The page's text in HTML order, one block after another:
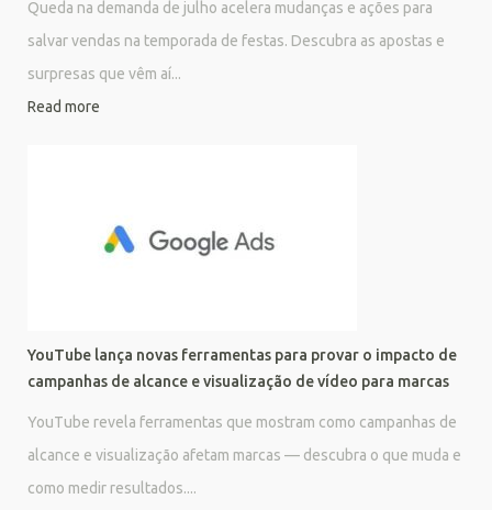
Queda na demanda de julho acelera mudanças e ações para
salvar vendas na temporada de festas. Descubra as apostas e
surpresas que vêm aí...
Read more
YouTube lança novas ferramentas para provar o impacto de
campanhas de alcance e visualização de vídeo para marcas
YouTube revela ferramentas que mostram como campanhas de
alcance e visualização afetam marcas — descubra o que muda e
como medir resultados....